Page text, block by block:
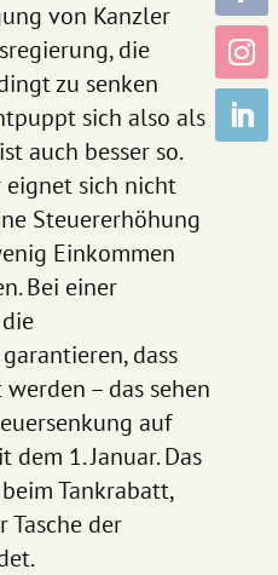
von Kanzler
die
zu senken
sich also als
auch besser so.
eignet sich nicht
Steuererhöhung
Einkommen
Bei einer
dass
– das sehen
auf
dem 1. Januar. Das
Tankrabatt,
Tasche der